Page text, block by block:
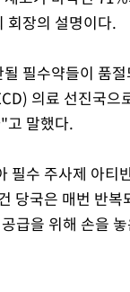
회장의 설명이다.
필수약들이 품
의료 선진국으
고 말했다.
수 주사제 아티
당국은 매번 반
급을 위해 손을